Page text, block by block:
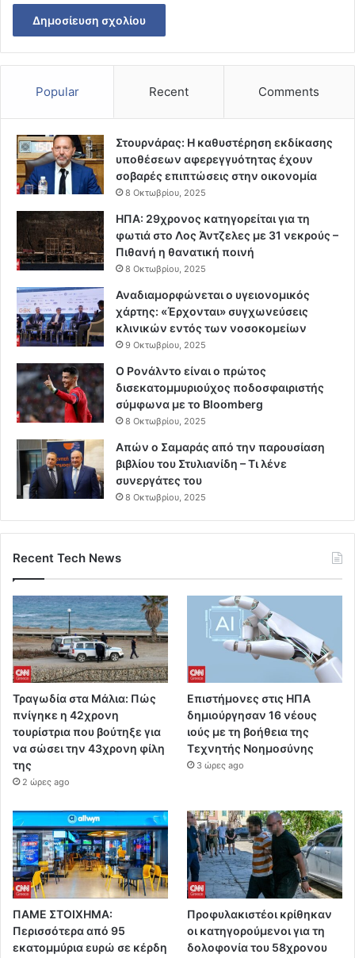
Popular Recent Comments
Στουρνάρας: Η καθυστέρηση εκδίκασης
υποθέσεων αφερεγγυότητας έχουν
σοβαρές επιπτώσεις στην οικονομία
8 Οκτωβρίου, 2025
ΗΠΑ: 29χρονος κατηγορείται για τη
φωτιά στο Λος Άντζελες με 31 νεκρούς –
Πιθανή η θανατική ποινή
8 Οκτωβρίου, 2025
Αναδιαμορφώνεται ο υγειονομικός
χάρτης: «Έρχονται» συγχωνεύσεις
κλινικών εντός των νοσοκομείων
9 Οκτωβρίου, 2025
Ο Ρονάλντο είναι ο πρώτος
δισεκατομμυριούχος ποδοσφαιριστής
σύμφωνα με το Bloomberg
8 Οκτωβρίου, 2025
Απών ο Σαμαράς από την παρουσίαση
βιβλίου του Στυλιανίδη – Τι λένε
συνεργάτες του
8 Οκτωβρίου, 2025
Recent Tech News
Τραγωδία στα Μάλια: Πώς
πνίγηκε η 42χρονη
τουρίστρια που βούτηξε για
να σώσει την 43χρονη φίλη
της
2 ώρες ago
Επιστήμονες στις ΗΠΑ
δημιούργησαν 16 νέους
ιούς με τη βοήθεια της
Τεχνητής Νοημοσύνης
3 ώρες ago
ΠΑΜΕ ΣΤΟΙΧΗΜΑ:
Περισσότερα από 95
εκατομμύρια ευρώ σε κέρδη
Προφυλακιστέοι κρίθηκαν
οι κατηγορούμενοι για τη
δολοφονία του 58χρονου